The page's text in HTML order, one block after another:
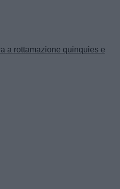
a rottamazione quinquies e